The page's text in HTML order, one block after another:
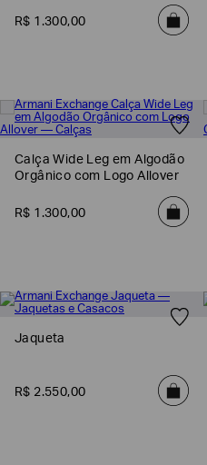
R$ 1 .300,00
Calça Wide Leg em Algodão
Orgânico com Logo Allover
R$ 1 .300,00
Jaqueta
R$ 2.550,00
NOME*
DATA
DE
Estou
interessado
nas
Marcas
todos